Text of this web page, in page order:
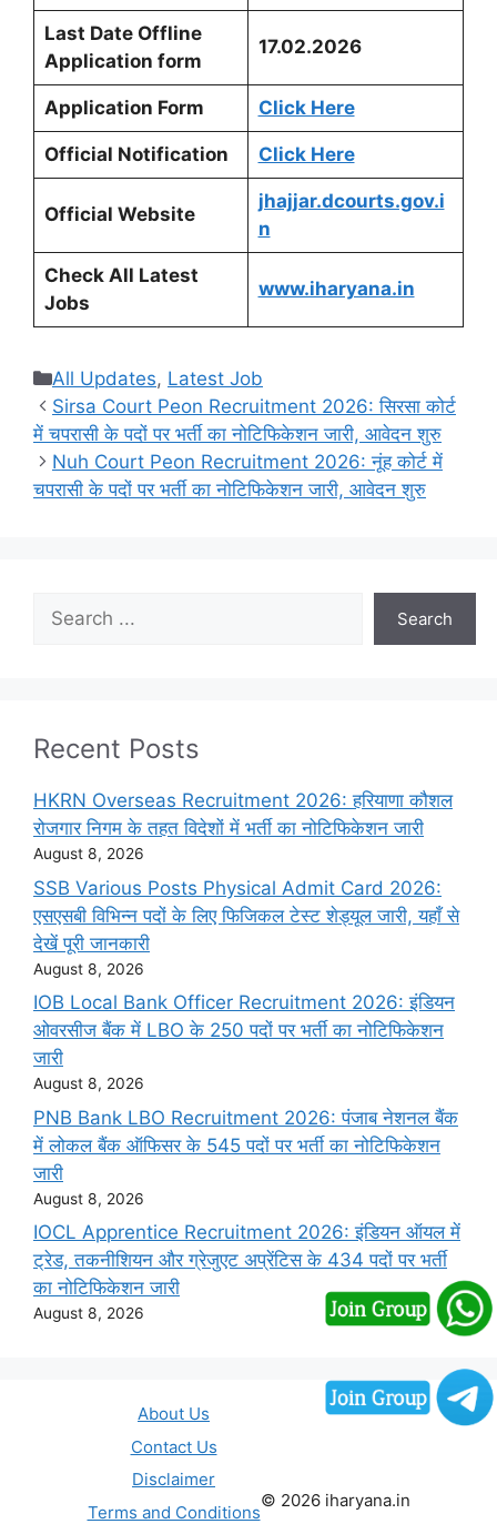
Last Date Offline
Application form
17.02.2026
Application Form Click Here
Official Notification Click Here
Official Website
jhajjar.dcourts.gov.i
n
Check All Latest
Jobs
www.iharyana.in
Categories
All Updates, Latest Job
Sirsa Court Peon Recruitment 2026: सिरसा कोर्ट
में चपरासी के पदों पर भर्ती का नोटिफिकेशन जारी, आवेदन शुरु
Nuh Court Peon Recruitment 2026: नूंह कोर्ट में
चपरासी के पदों पर भर्ती का नोटिफिकेशन जारी, आवेदन शुरु
Search
Search
Recent Posts
HKRN Overseas Recruitment 2026: हरियाणा कौशल
रोजगार निगम के तहत विदेशों में भर्ती का नोटिफिकेशन जारी
August 8, 2026
SSB Various Posts Physical Admit Card 2026:
एसएसबी विभिन्न पदों के लिए फिजिकल टेस्ट शेड्यूल जारी, यहाँ से
देखें पूरी जानकारी
August 8, 2026
IOB Local Bank Officer Recruitment 2026: इंडियन
ओवरसीज बैंक में LBO के 250 पदों पर भर्ती का नोटिफिकेशन
जारी
August 8, 2026
PNB Bank LBO Recruitment 2026: पंजाब नेशनल बैंक
में लोकल बैंक ऑफिसर के 545 पदों पर भर्ती का नोटिफिकेशन
जारी
August 8, 2026
IOCL Apprentice Recruitment 2026: इंडियन ऑयल में
ट्रेड, तकनीशियन और ग्रेजुएट अप्रेंटिस के 434 पदों पर भर्ती
का नोटिफिकेशन जारी
August 8, 2026
About Us
Contact Us
Disclaimer
Terms and Conditions
© 2026 iharyana.in